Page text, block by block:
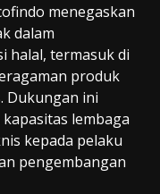
menegaskan
dalam
halal, termasuk di
produk
Dukungan ini
lembaga
kepada pelaku
pengembangan